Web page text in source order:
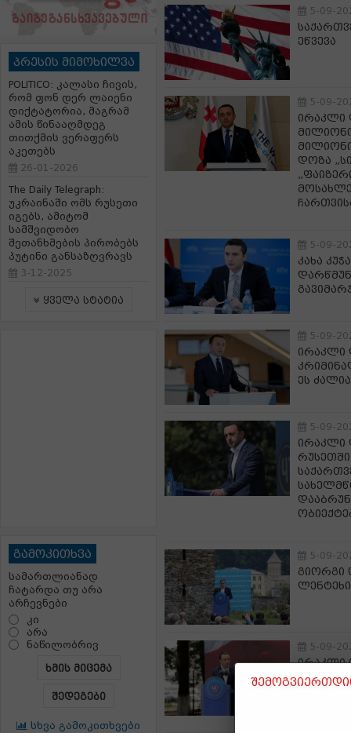
პრესის მიმოხილვა
POLITICO: კალასი ჩივის,
რომ ფონ დერ ლაიენი
დიქტატორია, მაგრამ
ამის წინააღმდეგ
თითქმის ვერაფერს
აკეთებს
26-01-2026
The Daily Telegraph:
უკრაინაში ომს რუსეთი
იგებს, ამიტომ
სამშვიდობო
შეთანხმების პირობებს
პუტინი განსაზღვრავს
3-12-2025
ყველა სტატია
გამოკითხვა
სამართლიანად
ჩატარდა თუ არა
არჩევნები
კი
არა
ნაწილობრივ
ხმის მიცემა
შედეგები
სხვა გამოკითხვები
5-09-
ეწვევა
5-09-
ირაკლი
დოზა
5-09-
კახა
5-09-
ირაკლი
ეს
5-09-
ირაკლი
5-09-
გიორგი
5-09-
ირაკლი